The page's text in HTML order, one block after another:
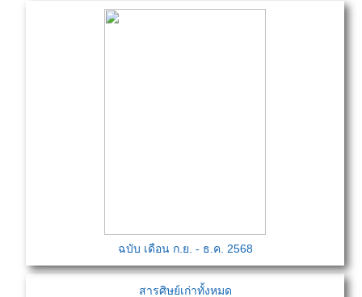
ฉบับ เดือน ก.ย. - ธ.ค. 2568
สารศิษย์เก่าทั้งหมด